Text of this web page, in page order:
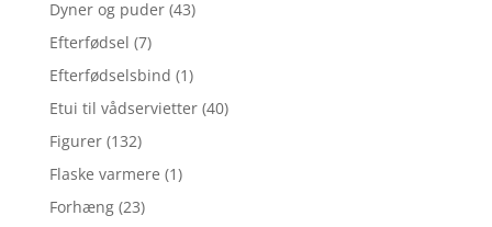
Dyner og puder (43)
Efterfødsel (7)
Efterfødselsbind (1)
Etui til vådservietter (40)
Figurer (132)
Flaske varmere (1)
Forhæng (23)